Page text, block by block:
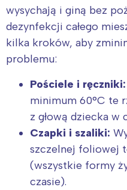
wysychają i giną bez
dezynfekcji całego
kilka kroków, aby
problemu:
Pościele i ręczniki:
minimum 60°C te
z głową dziecka
Czapki i szaliki:
szczelnej foliowej
(wszystkie formy
czasie).
Warszawa
Łódź
Trójmiasto
Wrocław